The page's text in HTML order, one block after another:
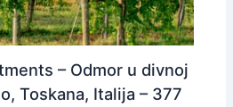
– Odmor u divnoj
Toskana, Italija – 377